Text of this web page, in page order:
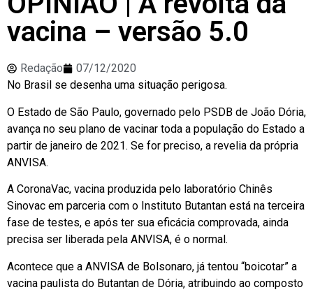
vacina – versão 5.0
Redação
07/12/2020
No Brasil se desenha uma situação perigosa.
O Estado de São Paulo, governado pelo PSDB de João Dória,
avança no seu plano de vacinar toda a população do Estado a
partir de janeiro de 2021. Se for preciso, a revelia da própria
ANVISA.
A CoronaVac, vacina produzida pelo laboratório Chinês
Sinovac em parceria com o Instituto Butantan está na terceira
fase de testes, e após ter sua eficácia comprovada, ainda
precisa ser liberada pela ANVISA, é o normal.
Acontece que a ANVISA de Bolsonaro, já tentou “boicotar” a
vacina paulista do Butantan de Dória, atribuindo ao composto